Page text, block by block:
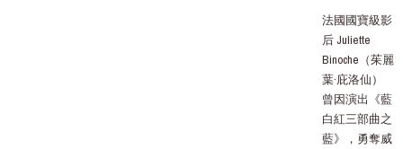
法國國寶級影
后 Juliette
Binoche（茱麗
葉·庇洛仙）
曾因演出《藍
白紅三部曲之
藍》，勇奪威